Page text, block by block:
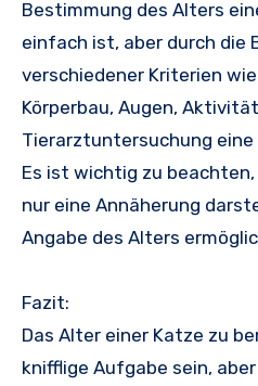
Bestimmung des Alters
einfach ist, aber durch die
verschiedener Kriterien
Körperbau, Augen,
Tierarztuntersuchung
Es ist wichtig zu
nur eine Annäherung
Angabe des Alters
Fazit:
Das Alter einer Katze zu
knifflige Aufgabe sein,